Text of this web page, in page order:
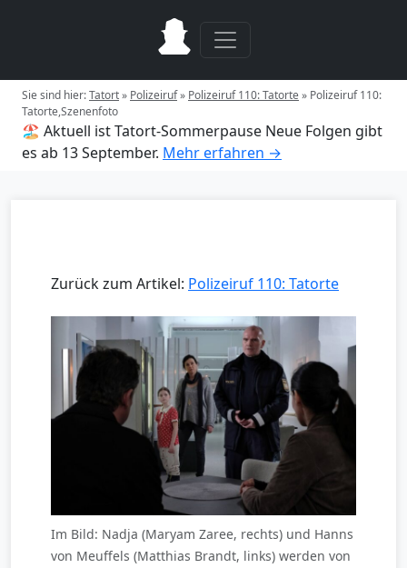
Sie sind hier:Tatort» Polizeiruf» Polizeiruf 110: Tatorte» Polizeiruf 110:
Tatorte,Szenenfoto
🏖️ Aktuell ist Tatort-Sommerpause Neue Folgen gibt
es ab 13 September. Mehr erfahren →
Zurück zum Artikel: Polizeiruf 110: Tatorte
Im Bild: Nadja (Maryam Zaree, rechts) und Hanns
von Meuffels (Matthias Brandt, links) werden von